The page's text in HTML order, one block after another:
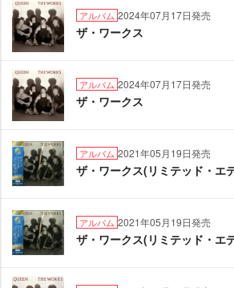
アルバム 2024年07月17日発売
ザ・ワークス
アルバム 2024年07月17日発売
ザ・ワークス
アルバム 2021年05月19日発売
ザ・ワークス(リミテッド・エ
アルバム 2021年05月19日発売
ザ・ワークス(リミテッド・エ